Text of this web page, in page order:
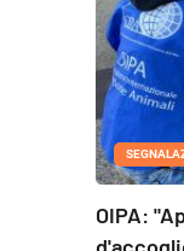
OIPA: